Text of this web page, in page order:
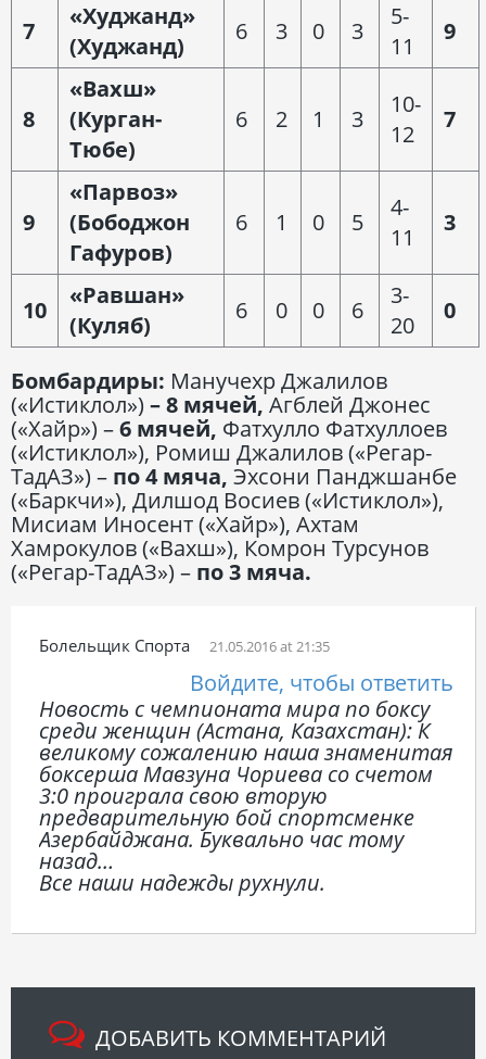
7
«Худжанд»
(Худжанд)
6 3 0 3
5-
11
9
8
«Вахш»
(Курган-
Тюбе)
6 2 1 3
10-
12
7
9
«Парвоз»
(Бободжон
Гафуров)
6 1 0 5
4-
11
3
10
«Равшан»
(Куляб)
6 0 0 6
3-
20
0
Бомбардиры: Манучехр Джалилов
(«Истиклол») – 8 мячей, Агблей Джонес
(«Хайр») –6 мячей, Фатхулло Фатхуллоев
(«Истиклол»), Ромиш Джалилов («Регар-
ТадАЗ») – по 4 мяча, Эхсони Панджшанбе
(«Баркчи»), Дилшод Восиев («Истиклол»),
Мисиам Иносент («Хайр»), Ахтам
Хамрокулов («Вахш»), Комрон Турсунов
(«Регар-ТадАЗ») – по 3 мяча.
Болельщик Спорта 21.05.2016 at 21:35
Войдите, чтобы ответить
Новость с чемпионата мира по боксу
среди женщин (Астана, Казахстан): К
великому сожалению наша знаменитая
боксерша Мавзуна Чориева со счетом
3:0 проиграла свою вторую
предварительную бой спортсменке
Азербайджана. Буквально час тому
назад…
Все наши надежды рухнули.
ДОБАВИТЬ КОММЕНТАРИЙ